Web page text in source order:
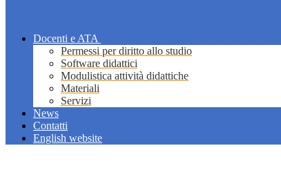
Docenti e ATA
Permessi per diritto allo studio
Software didattici
Modulistica attività didattiche
Materiali
Servizi
News
Contatti
English website